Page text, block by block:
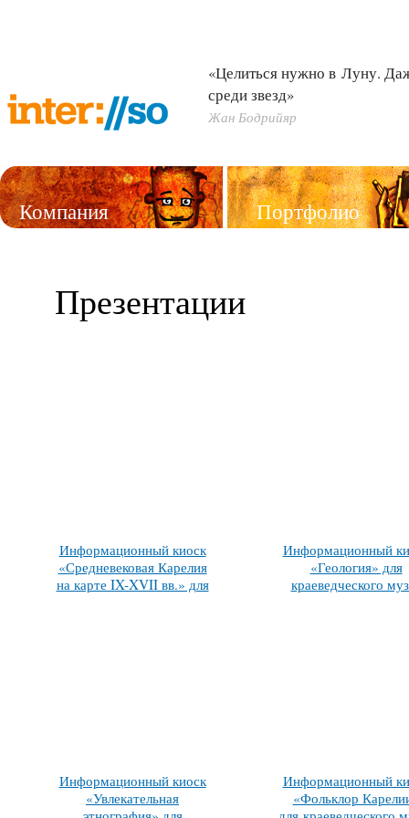
«Целиться нужно в Луну.
среди звезд»
Жан Бодрийяр
Компания Портфолио
Презентации
Информационный киоск
«Средневековая Карелия
на карте IX-XVII вв.» для
Информационный
«Геология» для
краеведческого
Информационный киоск
«Увлекательная
Информационный
«Фольклор